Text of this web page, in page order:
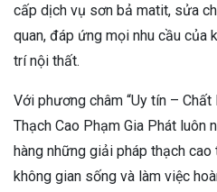
cấp dịch vụ sơn bả matit, sửa
quan, đáp ứng mọi nhu cầu của
trí nội thất.
Với phương châm “Uy tín –
Thạch Cao Phạm Gia Phát luôn
hàng những giải pháp thạch
không gian sống và làm việc